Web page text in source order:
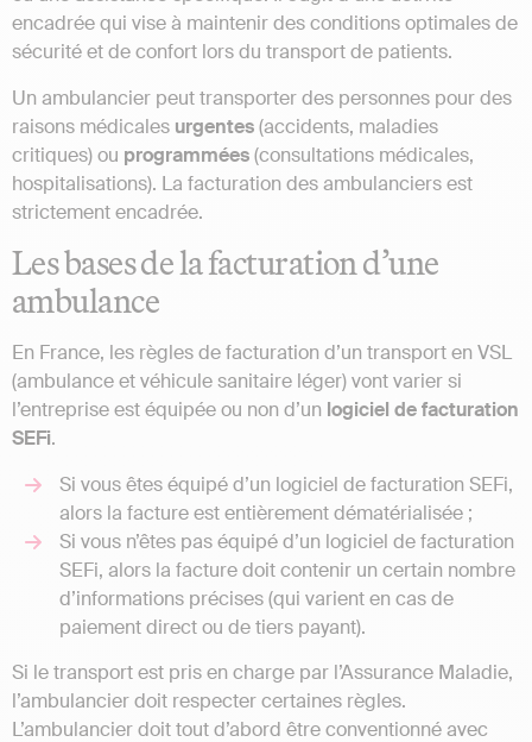
encadrée qui vise à maintenir des conditions optimales de
sécurité et de confort lors du transport de patients.
Un ambulancier peut transporter des personnes pour des
raisons médicales urgentes(accidents, maladies
critiques) ou programmées(consultations médicales,
hospitalisations). La facturation des ambulanciers est
strictement encadrée.
Les bases de la facturation d’une
ambulance
En France, les règles de facturation d’un transport en VSL
(ambulance et véhicule sanitaire léger) vont varier si
l’entreprise est équipée ou non d’un logiciel de facturation
SEFi.
Si vous êtes équipé d’un logiciel de facturation SEFi,
alors la facture est entièrement dématérialisée ;
Si vous n’êtes pas équipé d’un logiciel de facturation
SEFi, alors la facture doit contenir un certain nombre
d’informations précises (qui varient en cas de
paiement direct ou de tiers payant).
Si le transport est pris en charge par l’Assurance Maladie,
l’ambulancier doit respecter certaines règles.
L’ambulancier doit tout d’abord être conventionné avec